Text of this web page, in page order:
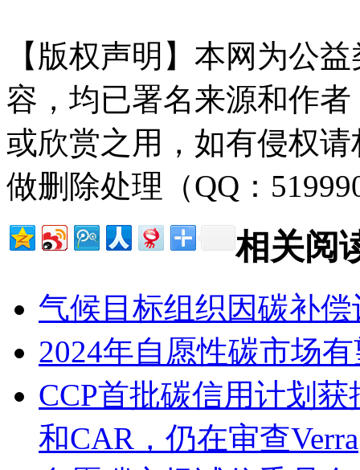
【版权声明】本网为公
容，均已署名来源和作
或欣赏之用，如有侵权
做删除处理（QQ：
相关阅
气候目标组织因碳补
2024年自愿性碳市场
CCP首批碳信用计划获
和CAR，仍在审查Verra